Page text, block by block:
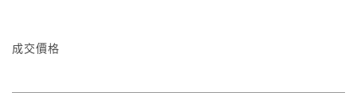
成交價格